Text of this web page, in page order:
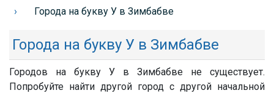
Города на букву У в Зимбабве
Города на букву У в Зимбабве
Городов на букву У в Зимбабве не существует.
Попробуйте найти другой город с другой начальной